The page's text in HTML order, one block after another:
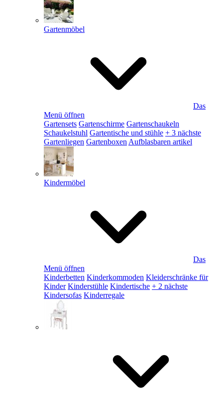
Gartenmöbel
Das
Menü öffnen
Gartensets Gartenschirme Gartenschaukeln
Schaukelstuhl Gartentische und stühle + 3 nächste
Gartenliegen Gartenboxen Aufblasbaren artikel
Kindermöbel
Das
Menü öffnen
Kinderbetten Kinderkommoden Kleiderschränke für
Kinder Kinderstühle Kindertische + 2 nächste
Kindersofas Kinderregale